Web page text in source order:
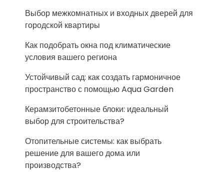
Выбор межкомнатных и входных дверей для
городской квартиры
Как подобрать окна под климатические
условия вашего региона
Устойчивый сад: как создать гармоничное
пространство с помощью Aqua Garden
Керамзитобетонные блоки: идеальный
выбор для строительства?
Отопительные системы: как выбрать
решение для вашего дома или
производства?